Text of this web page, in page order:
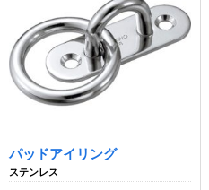
パッドアイリング
ステンレス